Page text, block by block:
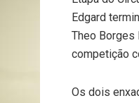
Edgard
Theo Borges
competição
Os dois